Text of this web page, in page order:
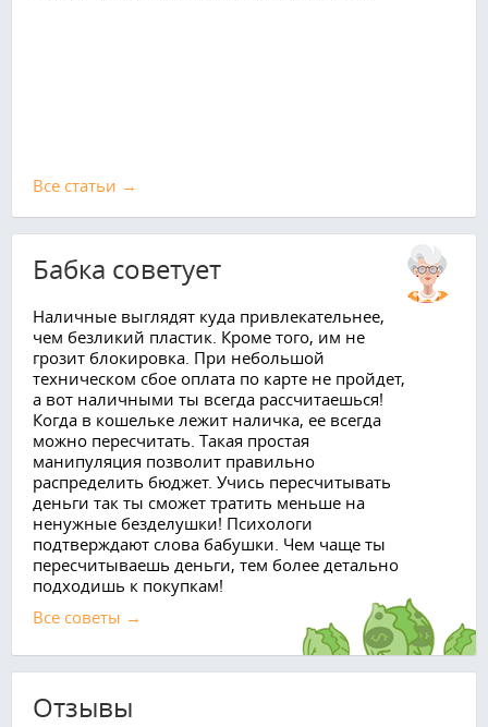
Все cтатьи →
Бабка советует
Наличные выглядят куда привлекательнее,
чем безликий пластик. Кроме того, им не
грозит блокировка. При небольшой
техническом сбое оплата по карте не пройдет,
а вот наличными ты всегда рассчитаешься!
Когда в кошельке лежит наличка, ее всегда
можно пересчитать. Такая простая
манипуляция позволит правильно
распределить бюджет. Учись пересчитывать
деньги так ты сможет тратить меньше на
ненужные безделушки! Психологи
подтверждают слова бабушки. Чем чаще ты
пересчитываешь деньги, тем более детально
подходишь к покупкам!
Все советы →
Отзывы